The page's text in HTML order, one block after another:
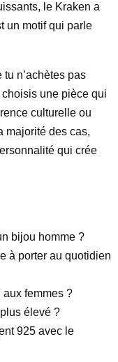
le Kraken a
un motif qui parle
n’achètes pas
une pièce qui
culturelle ou
majorité des cas,
qui crée
bijou homme ?
à porter au quotidien
femmes ?
élevé ?
925 avec le